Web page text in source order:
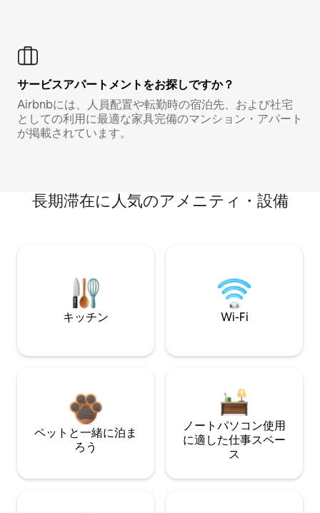
サービスアパートメントをお探しですか？
Airbnbには、人員配置や転勤時の宿泊先、および社宅
としての利用に最適な家具完備のマンション・アパート
が掲載されています。
長期滞在に人気のアメニティ・設備
キッチン Wi-Fi
ペットと一緒に泊ま
ろう
ノートパソコン使用
に適した仕事スペー
ス